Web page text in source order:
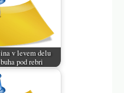
v levem delu
pod rebri